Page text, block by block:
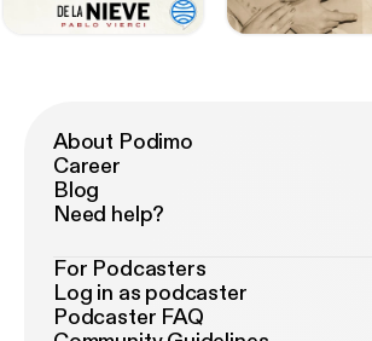
About Podimo
Career
Blog
Need help?
For Podcasters
Log in as podcaster
Podcaster FAQ